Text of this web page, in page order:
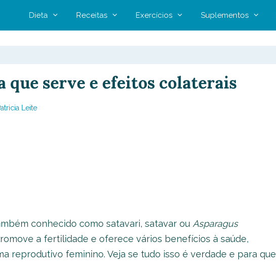
Dieta Receitas Exercícios Suplementos
que serve e efeitos colaterais
Leite
conhecido como satavari, satavar ou Asparagus
a fertilidade e oferece vários benefícios à saúde,
reprodutivo feminino. Veja se tudo isso é verdade e para que